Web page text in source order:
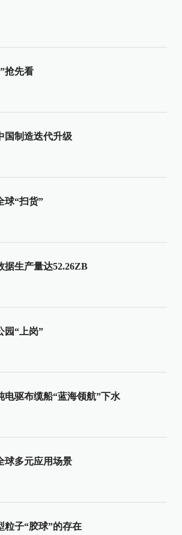
抢先看
国制造迭代升级
球“扫货”
据生产量达52.26ZB
园“上岗”
电驱布缆船“蓝海领航”下水
球多元应用场景
粒子“胶球”的存在